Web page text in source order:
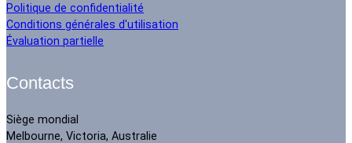
Politique de confidentialité
Conditions générales d'utilisation
Évaluation partielle
Contacts
Siège mondial
Melbourne, Victoria, Australie